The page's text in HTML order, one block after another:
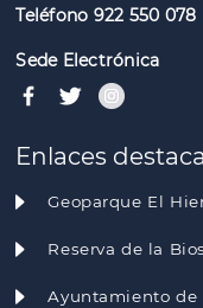
Teléfono 922 550 078
Sede Electrónica
Enlaces
Geoparque El
Reserva de la
Ayuntamiento de